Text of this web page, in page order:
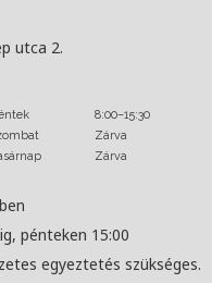
utca 2.
8:00–15:30
Zárva
Zárva
pénteken 15:00
egyeztetés szükséges.